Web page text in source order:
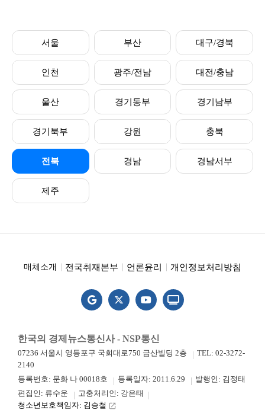
서울 부산 대구/경북
인천 광주/전남 대전/충남
울산 경기동부 경기남부
경기북부 강원 충북
전북 경남 경남서부
제주
매체소개 전국취재본부 언론윤리 개인정보처리방침
한국의 경제뉴스통신사 - NSP통신
07236 서울시 영등포구 국회대로750 금산빌딩 2층
TEL: 02-3272-
2140
등록번호: 문화 나 00018호
등록일자: 2011.6.29
발행인: 김정태
편집인: 류수운
고충처리인: 강은태
청소년보호책임자: 김승철 launch